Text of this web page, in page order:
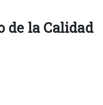
de la Calidad